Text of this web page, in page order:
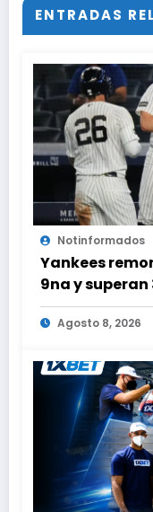
ENTRADAS
Notinformados
Yankees
9na y superan
innings tras
Agosto 8, 2026